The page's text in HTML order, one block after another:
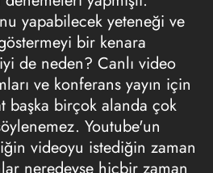
yapabilecek yeteneği ve
bir kenara
de neden? Canlı video
ve konferans yayın için
başka birçok alanda çok
Youtube'un
videoyu istediğin zaman